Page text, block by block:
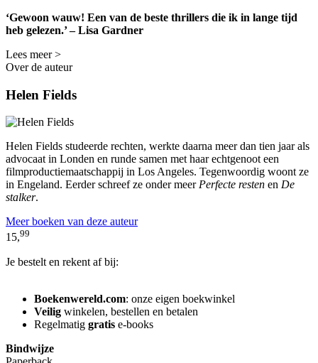
‘Gewoon wauw! Een van de beste thrillers die ik in lange tijd
heb gelezen.’ – Lisa Gardner
Lees meer >
Over de auteur
Helen Fields
Helen Fields studeerde rechten, werkte daarna meer dan tien jaar als
advocaat in Londen en runde samen met haar echtgenoot een
filmproductiemaatschappij in Los Angeles. Tegenwoordig woont ze
in Engeland. Eerder schreef ze onder meer Perfecte resten en De
stalker.
Meer boeken van deze auteur
15,99
Je bestelt en rekent af bij:
Boekenwereld.com: onze eigen boekwinkel
Veilig winkelen, bestellen en betalen
Regelmatig gratis e-books
Bindwijze